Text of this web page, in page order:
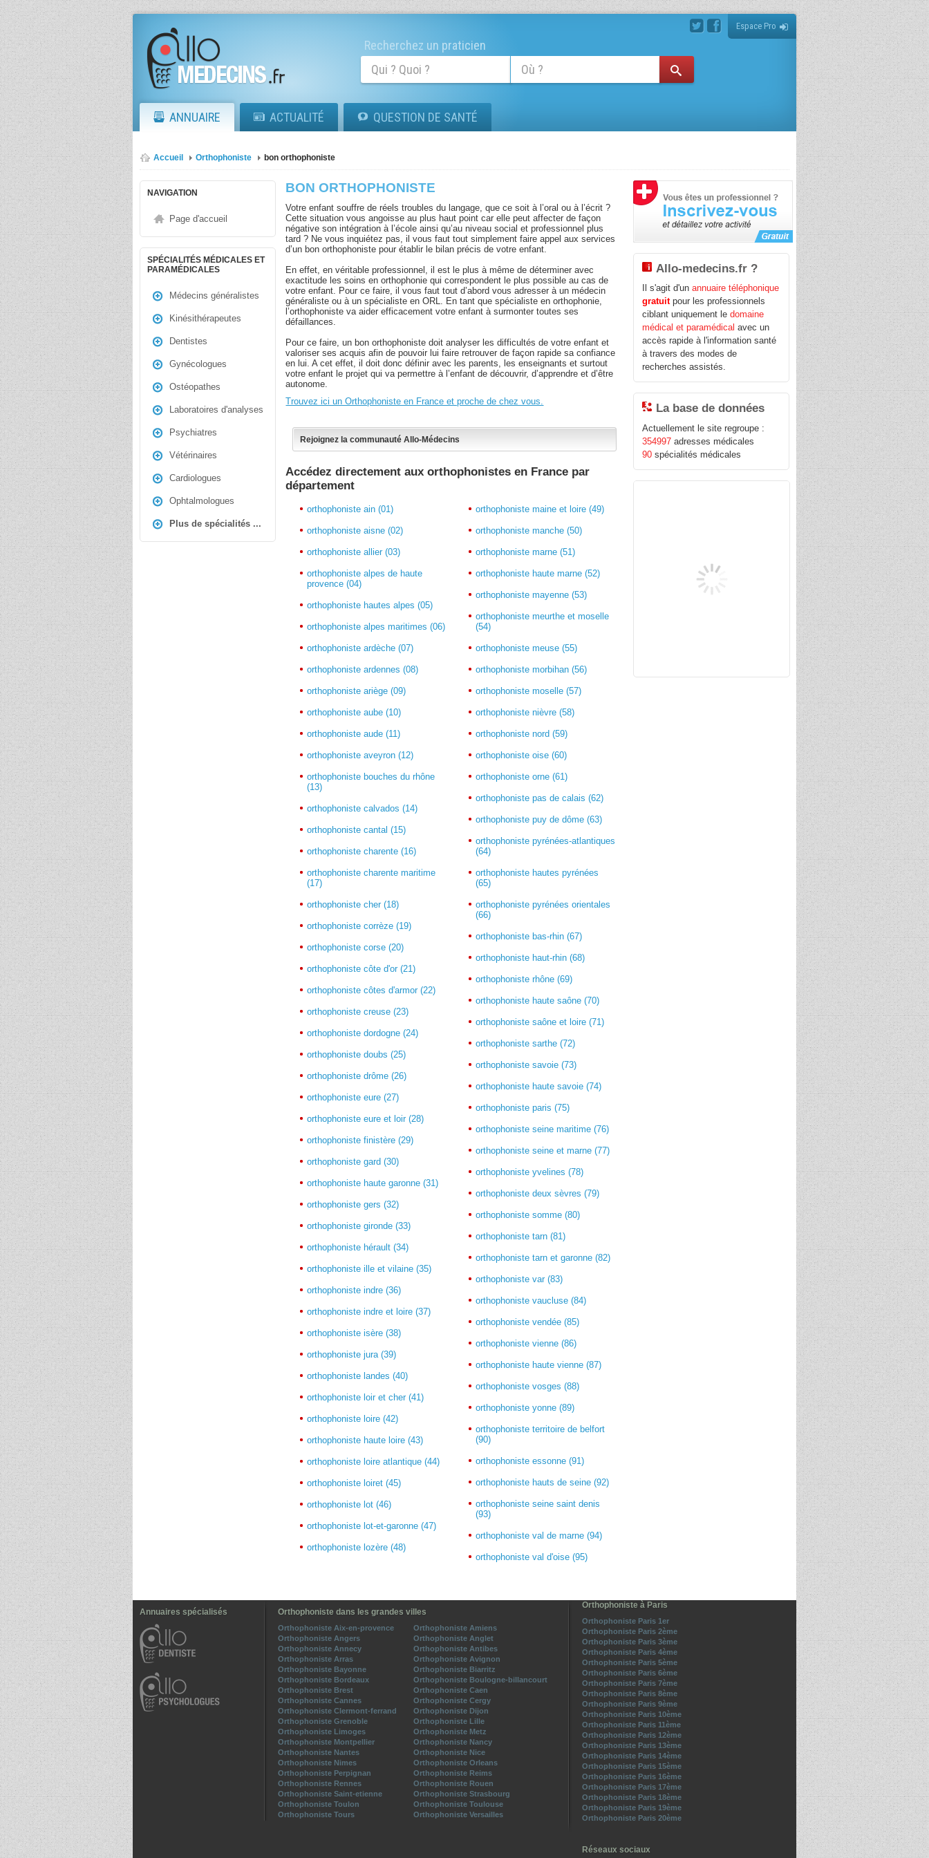
Espace Pro
Recherchez un praticien
ANNUAIRE ACTUALITÉ QUESTION DE SANTÉ
Accueil Orthophoniste bon orthophoniste
NAVIGATION
Page d'accueil
SPÉCIALITÉS MÉDICALES ET
PARAMÉDICALES
Médecins généralistes
Kinésithérapeutes
Dentistes
Gynécologues
Ostéopathes
Laboratoires d'analyses
Psychiatres
Vétérinaires
Cardiologues
Ophtalmologues
Plus de spécialités ...
BON ORTHOPHONISTE
Votre enfant souffre de réels troubles du langage, que ce soit à l’oral ou à l’écrit ?
Cette situation vous angoisse au plus haut point car elle peut affecter de façon
négative son intégration à l’école ainsi qu’au niveau social et professionnel plus
tard ? Ne vous inquiétez pas, il vous faut tout simplement faire appel aux services
d’un bon orthophoniste pour établir le bilan précis de votre enfant.
En effet, en véritable professionnel, il est le plus à même de déterminer avec
exactitude les soins en orthophonie qui correspondent le plus possible au cas de
votre enfant. Pour ce faire, il vous faut tout d’abord vous adresser à un médecin
généraliste ou à un spécialiste en ORL. En tant que spécialiste en orthophonie,
l’orthophoniste va aider efficacement votre enfant à surmonter toutes ses
défaillances.
Pour ce faire, un bon orthophoniste doit analyser les difficultés de votre enfant et
valoriser ses acquis afin de pouvoir lui faire retrouver de façon rapide sa confiance
en lui. A cet effet, il doit donc définir avec les parents, les enseignants et surtout
votre enfant le projet qui va permettre à l’enfant de découvrir, d’apprendre et d’être
autonome.
Trouvez ici un Orthophoniste en France et proche de chez vous.
Rejoignez la communauté Allo-Médecins
Accédez directement aux orthophonistes en France par
département
orthophoniste ain (01)
orthophoniste aisne (02)
orthophoniste allier (03)
orthophoniste alpes de haute
provence (04)
orthophoniste hautes alpes (05)
orthophoniste alpes maritimes (06)
orthophoniste ardèche (07)
orthophoniste ardennes (08)
orthophoniste ariège (09)
orthophoniste aube (10)
orthophoniste aude (11)
orthophoniste aveyron (12)
orthophoniste bouches du rhône
(13)
orthophoniste calvados (14)
orthophoniste cantal (15)
orthophoniste charente (16)
orthophoniste charente maritime
(17)
orthophoniste cher (18)
orthophoniste corrèze (19)
orthophoniste corse (20)
orthophoniste côte d'or (21)
orthophoniste côtes d'armor (22)
orthophoniste creuse (23)
orthophoniste dordogne (24)
orthophoniste doubs (25)
orthophoniste drôme (26)
orthophoniste eure (27)
orthophoniste eure et loir (28)
orthophoniste finistère (29)
orthophoniste gard (30)
orthophoniste haute garonne (31)
orthophoniste gers (32)
orthophoniste gironde (33)
orthophoniste hérault (34)
orthophoniste ille et vilaine (35)
orthophoniste indre (36)
orthophoniste indre et loire (37)
orthophoniste isère (38)
orthophoniste jura (39)
orthophoniste landes (40)
orthophoniste loir et cher (41)
orthophoniste loire (42)
orthophoniste haute loire (43)
orthophoniste loire atlantique (44)
orthophoniste loiret (45)
orthophoniste lot (46)
orthophoniste lot-et-garonne (47)
orthophoniste lozère (48)
orthophoniste maine et loire (49)
orthophoniste manche (50)
orthophoniste marne (51)
orthophoniste haute marne (52)
orthophoniste mayenne (53)
orthophoniste meurthe et moselle
(54)
orthophoniste meuse (55)
orthophoniste morbihan (56)
orthophoniste moselle (57)
orthophoniste nièvre (58)
orthophoniste nord (59)
orthophoniste oise (60)
orthophoniste orne (61)
orthophoniste pas de calais (62)
orthophoniste puy de dôme (63)
orthophoniste pyrénées-atlantiques
(64)
orthophoniste hautes pyrénées
(65)
orthophoniste pyrénées orientales
(66)
orthophoniste bas-rhin (67)
orthophoniste haut-rhin (68)
orthophoniste rhône (69)
orthophoniste haute saône (70)
orthophoniste saône et loire (71)
orthophoniste sarthe (72)
orthophoniste savoie (73)
orthophoniste haute savoie (74)
orthophoniste paris (75)
orthophoniste seine maritime (76)
orthophoniste seine et marne (77)
orthophoniste yvelines (78)
orthophoniste deux sèvres (79)
orthophoniste somme (80)
orthophoniste tarn (81)
orthophoniste tarn et garonne (82)
orthophoniste var (83)
orthophoniste vaucluse (84)
orthophoniste vendée (85)
orthophoniste vienne (86)
orthophoniste haute vienne (87)
orthophoniste vosges (88)
orthophoniste yonne (89)
orthophoniste territoire de belfort
(90)
orthophoniste essonne (91)
orthophoniste hauts de seine (92)
orthophoniste seine saint denis
(93)
orthophoniste val de marne (94)
orthophoniste val d'oise (95)
Allo-medecins.fr ?
Il s'agit d'unannuaire téléphonique
gratuitpour les professionnels
ciblant uniquement ledomaine
médical et paramédical avec un
accès rapide à l'information santé
à travers des modes de
recherches assistés.
La base de données
Actuellement le site regroupe :
354997 adresses médicales
90 spécialités médicales
Annuaires spécialisés Orthophoniste dans les grandes villes
Orthophoniste Aix-en-provence
Orthophoniste Amiens
Orthophoniste Angers
Orthophoniste Anglet
Orthophoniste Annecy
Orthophoniste Antibes
Orthophoniste Arras
Orthophoniste Avignon
Orthophoniste Bayonne
Orthophoniste Biarritz
Orthophoniste Bordeaux
Orthophoniste Boulogne-billancourt
Orthophoniste Brest
Orthophoniste Caen
Orthophoniste Cannes
Orthophoniste Cergy
Orthophoniste Clermont-ferrand
Orthophoniste Dijon
Orthophoniste Grenoble
Orthophoniste Lille
Orthophoniste Limoges
Orthophoniste Metz
Orthophoniste Montpellier
Orthophoniste Nancy
Orthophoniste Nantes
Orthophoniste Nice
Orthophoniste Nimes
Orthophoniste Orleans
Orthophoniste Perpignan
Orthophoniste Reims
Orthophoniste Rennes
Orthophoniste Rouen
Orthophoniste Saint-etienne
Orthophoniste Strasbourg
Orthophoniste Toulon
Orthophoniste Toulouse
Orthophoniste Tours
Orthophoniste Versailles
Orthophoniste à Paris
Orthophoniste Paris 1er
Orthophoniste Paris 2ème
Orthophoniste Paris 3ème
Orthophoniste Paris 4ème
Orthophoniste Paris 5ème
Orthophoniste Paris 6ème
Orthophoniste Paris 7ème
Orthophoniste Paris 8ème
Orthophoniste Paris 9ème
Orthophoniste Paris 10ème
Orthophoniste Paris 11ème
Orthophoniste Paris 12ème
Orthophoniste Paris 13ème
Orthophoniste Paris 14ème
Orthophoniste Paris 15ème
Orthophoniste Paris 16ème
Orthophoniste Paris 17ème
Orthophoniste Paris 18ème
Orthophoniste Paris 19ème
Orthophoniste Paris 20ème
Réseaux sociaux